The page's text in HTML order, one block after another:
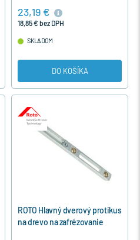
drevené dvere na 12 mm
medzeru medzi rámom a
23,19 €
18,85 € bez DPH
SKLADOM
DO KOŠÍKA
ROTO Hlavný dverový protikus
na drevo na zafrézovanie